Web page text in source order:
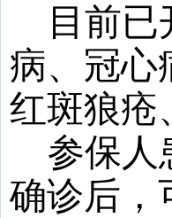
目前
病、冠心
红斑狼疮
参保人
确诊后，